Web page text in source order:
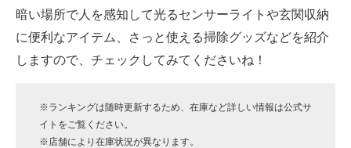
ビジネスと働き方のヒント
経営リーダーのコミュニティ
暗い場所で人を感知して光るセンサーライトや玄関収納
に便利なアイテム、さっと使える掃除グッズなどを紹介
しますので、チェックしてみてくださいね！
※ランキングは随時更新するため、在庫など詳しい情報は公式サ
イトをご覧ください。
※店舗により在庫状況が異なります。